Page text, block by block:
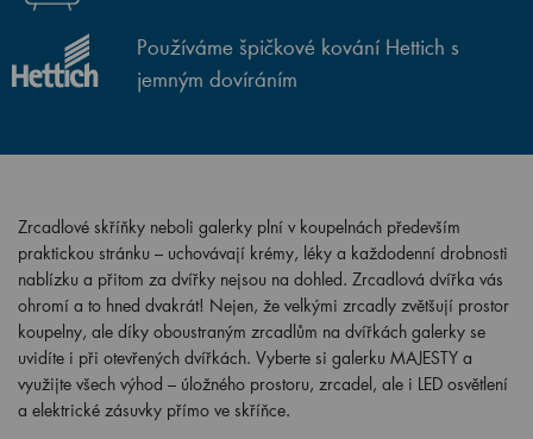
Používáme špičkové kování Hettich s
jemným dovíráním
Zrcadlové skříňky neboli galerky plní v koupelnách především
praktickou stránku – uchovávají krémy, léky a každodenní drobnosti
nablízku a přitom za dvířky nejsou na dohled. Zrcadlová dvířka vás
ohromí a to hned dvakrát! Nejen, že velkými zrcadly zvětšují prostor
koupelny, ale díky oboustraným zrcadlům na dvířkách galerky se
uvidíte i při otevřených dvířkách. Vyberte si galerku MAJESTY a
využijte všech výhod – úložného prostoru, zrcadel, ale i LED osvětlení
a elektrické zásuvky přímo ve skříňce.